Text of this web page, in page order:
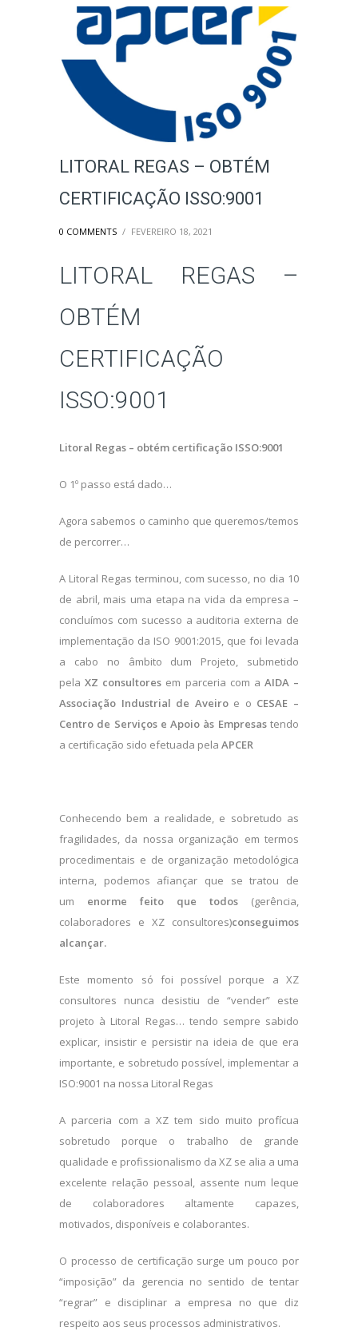
LITORAL REGAS – OBTÉM
CERTIFICAÇÃO ISSO:9001
0 COMMENTS / FEVEREIRO 18, 2021
LITORAL REGAS –
OBTÉM
CERTIFICAÇÃO
ISSO:9001
Litoral Regas – obtém certificação ISSO:9001
O 1º passo está dado…
Agora sabemos o caminho que queremos/temos
de percorrer…
A Litoral Regas terminou, com sucesso, no dia 10
de abril, mais uma etapa na vida da empresa –
concluímos com sucesso a auditoria externa de
implementação da ISO 9001:2015, que foi levada
a cabo no âmbito dum Projeto, submetido
pelaXZ consultores em parceria com a AIDA –
Associação Industrial de Aveiroe o CESAE –
Centro de Serviços e Apoio às Empresastendo
a certificação sido efetuada pela APCER
Conhecendo bem a realidade, e sobretudo as
fragilidades, da nossa organização em termos
procedimentais e de organização metodológica
interna, podemos afiançar que se tratou de
um enorme feito que todos (gerência,
colaboradores e XZ consultores)conseguimos
alcançar.
Este momento só foi possível porque a XZ
consultores nunca desistiu de “vender” este
projeto à Litoral Regas… tendo sempre sabido
explicar, insistir e persistir na ideia de que era
importante, e sobretudo possível, implementar a
ISO:9001 na nossa Litoral Regas
A parceria com a XZ tem sido muito profícua
sobretudo porque o trabalho de grande
qualidade e profissionalismo da XZ se alia a uma
excelente relação pessoal, assente num leque
de colaboradores altamente capazes,
motivados, disponíveis e colaborantes.
O processo de certificação surge um pouco por
“imposição” da gerencia no sentido de tentar
“regrar” e disciplinar a empresa no que diz
respeito aos seus processos administrativos.